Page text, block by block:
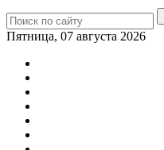
Пятница, 07 августа 2026